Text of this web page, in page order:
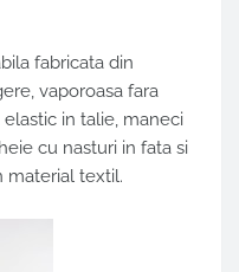
fabricata din
vaporoasa fara
in talie, maneci
cu nasturi in fata si
material textil.